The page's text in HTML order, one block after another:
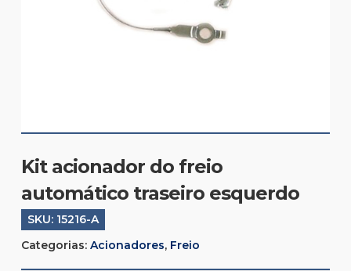
Kit acionador do freio
automático traseiro esquerdo
SKU: 15216-A
Categorias: Acionadores, Freio